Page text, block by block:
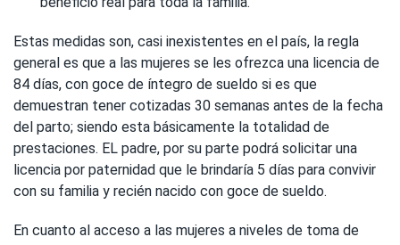
Estas medidas son, casi inexistentes en el país, la regla
general es que a las mujeres se les ofrezca una licencia de
84 días, con goce de íntegro de sueldo si es que
demuestran tener cotizadas 30 semanas antes de la fecha
del parto; siendo esta básicamente la totalidad de
prestaciones. EL padre, por su parte podrá solicitar una
licencia por paternidad que le brindaría 5 días para convivir
con su familia y recién nacido con goce de sueldo.
En cuanto al acceso a las mujeres a niveles de toma de